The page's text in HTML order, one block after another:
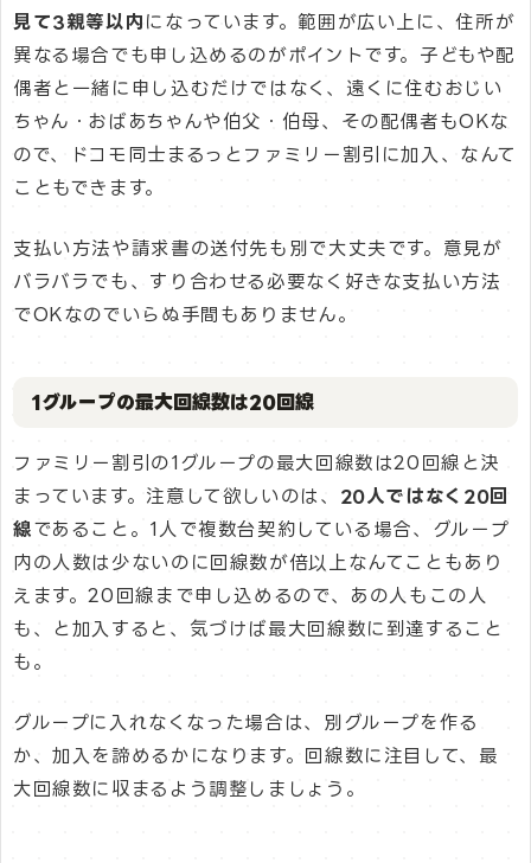
見て3親等以内 になっています。範囲が広い上に、住所が
異なる場合でも申し込めるのがポイントです。子どもや配
偶者と一緒に申し込むだけではなく、遠くに住むおじい
ちゃん・おばあちゃんや伯父・伯母、その配偶者もOKな
ので、ドコモ同士まるっとファミリー割引に加入、なんて
こともできます。
支払い方法や請求書の送付先も別で大丈夫です。意見が
バラバラでも、すり合わせる必要なく好きな支払い方法
でOKなのでいらぬ手間もありません。
1グループの最大回線数は20回線
ファミリー割引の1グループの最大回線数は20回線と決
まっています。注意して欲しいのは、 20人ではなく20回
線であること。1人で複数台契約している場合、グループ
内の人数は少ないのに回線数が倍以上なんてこともあり
えます。20回線まで申し込めるので、あの人もこの人
も、と加入すると、気づけば最大回線数に到達すること
も。
グループに入れなくなった場合は、別グループを作る
か、加入を諦めるかになります。回線数に注目して、最
大回線数に収まるよう調整しましょう。